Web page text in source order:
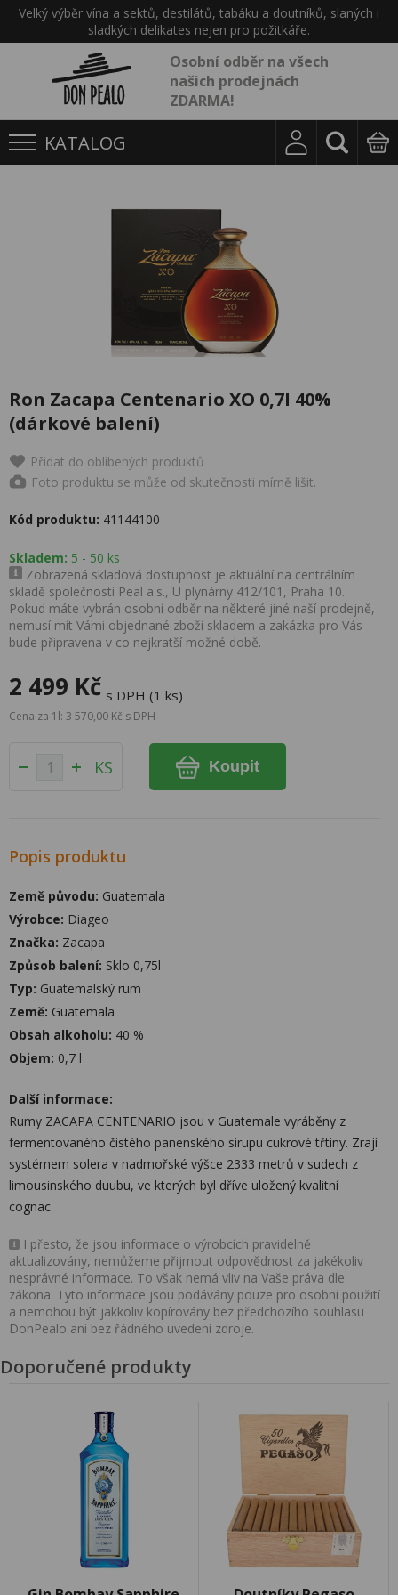
Velký výběr vína a sektů, destilátů, tabáku a doutníků, slaných i
sladkých delikates nejen pro požitkáře.
Osobní odběr na všech
našich prodejnách
ZDARMA!
KATALOG
Ron Zacapa Centenario XO 0,7l 40%
(dárkové balení)
Přidat do oblíbených produktů
Foto produktu se může od skutečnosti mírně lišit.
Kód produktu: 41144100
Skladem: 5 - 50 ks
Zobrazená skladová dostupnost je aktuální na centrálním
skladě společnosti Peal a.s., U plynárny 412/101, Praha 10.
Pokud máte vybrán osobní odběr na některé jiné naší prodejně,
nemusí mít Vámi objednané zboží skladem a zakázka pro Vás
bude připravena v co nejkratší možné době.
2 499 Kč s DPH (1 ks)
Cena za 1l: 3 570,00 Kč s DPH
KS Koupit
Popis produktu
Země původu: Guatemala
Výrobce: Diageo
Značka: Zacapa
Způsob balení: Sklo 0,75l
Typ: Guatemalský rum
Země: Guatemala
Obsah alkoholu: 40 %
Objem: 0,7 l
Další informace:
Rumy ZACAPA CENTENARIO jsou v Guatemale vyráběny z
fermentovaného čistého panenského sirupu cukrové třtiny. Zrají
systémem solera v nadmořské výšce 2333 metrů v sudech z
limousinského duubu, ve kterých byl dříve uložený kvalitní
cognac.
I přesto, že jsou informace o výrobcích pravidelně
aktualizovány, nemůžeme přijmout odpovědnost za jakékoliv
nesprávné informace. To však nemá vliv na Vaše práva dle
zákona. Tyto informace jsou podávány pouze pro osobní použití
a nemohou být jakkoliv kopírovány bez předchozího souhlasu
DonPealo ani bez řádného uvedení zdroje.
Doporučené produkty